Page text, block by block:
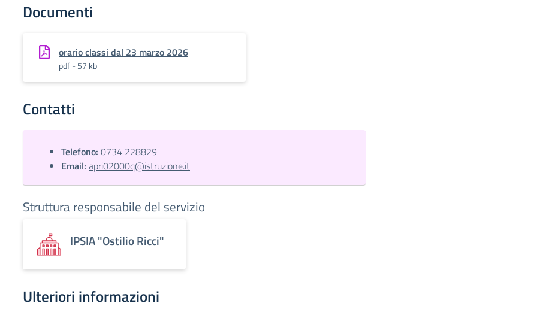
Documenti
orario classi dal 23 marzo 2026
pdf - 57 kb
Contatti
Telefono: 0734 228829
Email: apri02000q@istruzione.it
Struttura responsabile del servizio
IPSIA "Ostilio Ricci"
Ulteriori informazioni